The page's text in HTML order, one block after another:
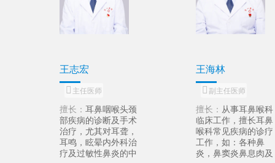
马金旭
主治医师
擅长：从事耳鼻喉头
颈外科临床工作，擅
长耳鼻喉科常见病，
多发病的诊治。
刘永贵
主治医师
擅长：从事耳
头颈外科临床
擅长于耳鼻喉
病、多发病的
常规手术操作